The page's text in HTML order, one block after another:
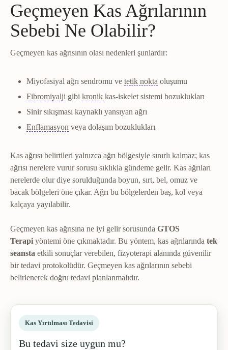
Geçmeyen Kas Ağrılarının
Sebebi Ne Olabilir?
Geçmeyen kas ağrısının olası nedenleri şunlardır:
Miyofasiyal ağrı sendromu ve tetik nokta Tetik nokta
oluşumu
Fibromiyalji Fibromiyalji Yaygın kas-iskelet ağrısı,
gibi kronikKronik ağrı Doku iyileşme süresini
kas-iskelet sistemi bozuklukları
Sinir sıkışması kaynaklı yansıyan ağrı
Enflamasyon EnflamasyonDoku hasarına verilen kızarıklık,
veya dolaşım bozuklukları
Kas ağrısı belirtileri yalnızca ağrı bölgesiyle sınırlı kalmaz; kas
ağrısı nerelere vurur sorusu sıklıkla gündeme gelir. Kas ağrıları
nerelerde olur diye sorulduğunda boyun, sırt, bel, omuz ve
bacak bölgeleri öne çıkar. Ağrı bu bölgelerden baş, kol veya
kalçaya yayılabilir.
Geçmeyen kas ağrısına ne iyi gelir sorusunda GTOS
Terapi yöntemi öne çıkmaktadır. Bu yöntem, kas ağrılarında tek
seansta etkili sonuçlar verebilen, fizyoterapi alanında güvenilir
bir tedavi protokolüdür. Geçmeyen kas ağrılarının sebebi
belirlenerek doğru tedavi planlanmalıdır.
Kas Yırtılması Tedavisi
Bu tedavi size uygun mu?